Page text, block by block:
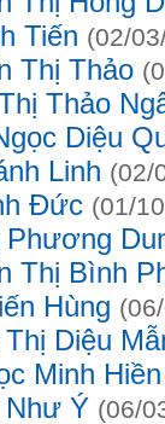
Tiến (02/
Thị Thảo
Thảo
Diệu
Linh (02/
Đức (01/
Phương
Thị Bình
Hùng
Thị Diệu
Minh Hiền
Như Ý (06/